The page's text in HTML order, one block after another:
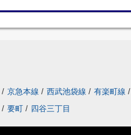
/ 京急本線 / 西武池袋線 / 有楽町線 /
/ 要町 / 四谷三丁目